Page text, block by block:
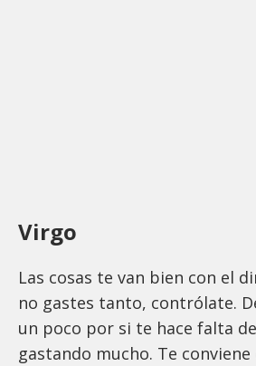
Virgo
Las cosas te van bien con el
no gastes tanto, contrólate.
un poco por si te hace falta
gastando mucho. Te